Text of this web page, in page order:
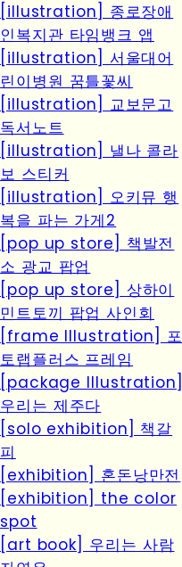
[illustration] 종로장애
인복지관 타임뱅크 앱
[illustration] 서울대어
린이병원 꿈틀꽃씨
[illustration] 교보문고
독서노트
[illustration] 낼나 콜라
보 스티커
[illustration] 오키뮤 행
복을 파는 가게2
[pop up store] 책발전
소 광교 팝업
[pop up store] 상하이
민트토끼 팝업 사인회
[frame Illustration] 포
토랩플러스 프레임
[package Illustration]
우리는 제주다
[solo exhibition] 책갈
피
[exhibition] 혼돈낭만전
[exhibition] the color
spot
[art book] 우리는 사람